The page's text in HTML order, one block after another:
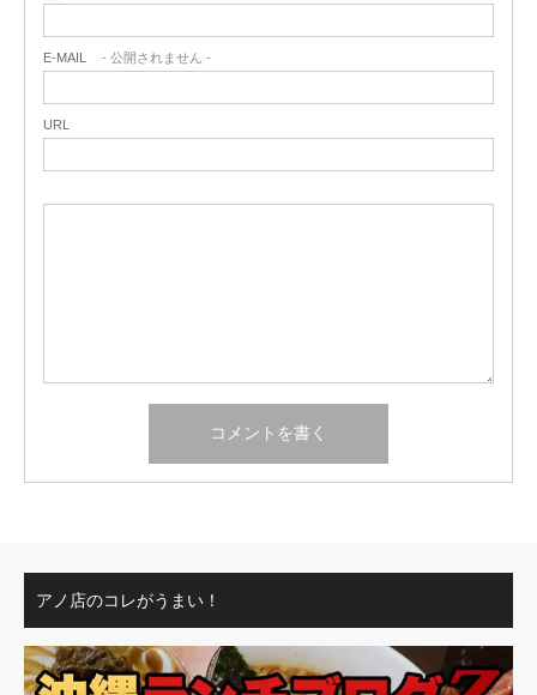
E-MAIL - 公開されません -
URL
アノ店のコレがうまい！